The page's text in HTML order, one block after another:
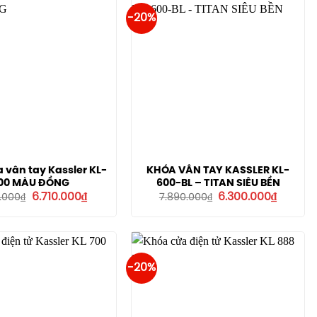
vân tay Kassler KL-
MÀU ĐỒNG
₫
Giá
6.710.000₫Giá
hiện
6.710.000₫.
-20%
KHÓA VÂN TAY KASSLER KL-
600-BL – TITAN SIÊU BỀN
7.890.000₫ Giá
6.300.000₫Giá
hiện
-20%